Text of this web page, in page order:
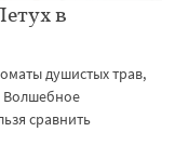
в
душистых трав,
Волшебное
сравнить